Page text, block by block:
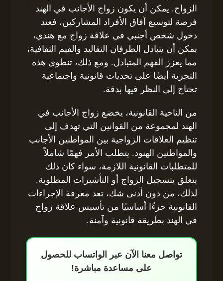
الزواج. يمكن أن يكون زواج الأجانب في الهند
فرصة لتوسيع آفاق الأفراد المشاركين، فعند
دخول شخص أجنبي في علاقة زواج مع هندي،
يمكن أن يتبادل الطرفان التقاليد والقيم الثقافية،
مما يعزز الفهم المتبادل. ومع ذلك، تنطوي هذه
التجربة أيضًا على تحديات قانونية واجتماعية
تحتاج إلى النظر فيها بدقة.
من الناحية القانونية، يخضع زواج الأجانب في
الهند لمجموعة من القوانين التي تهدف إلى
تنظيم العلاقات الزواجية بين المواطنين الأجانب
والمواطنين الهنود. يتطلب الأمر فهمًا شاملاً
للمتطلبات القانونية اللازمة، سواء كان ذلك
يتعلق بتسجيل الزواج أو التأشيرات المطلوبة.
لذلك، من دون أدنى شك، تعد معرفة الإجراءات
القانونية جزءًا أساسيًا من تأسيس علاقة زواج
في الهند بطريقة قانونية وآمنة.
تواصل معنا الآن عبر الواتساب للحصول
على مساعدة مباشرة!